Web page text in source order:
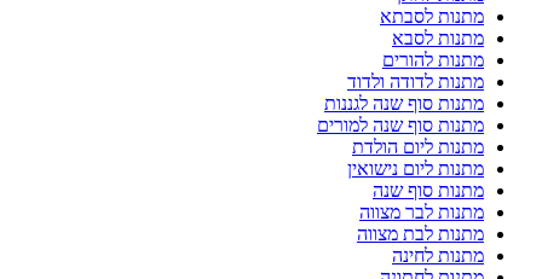
מתנות לסבתא
מתנות לסבא
מתנות להורים
מתנות לדודה ולדוד
מתנות סוף שנה לגננות
מתנות סוף שנה למורים
מתנות ליום הולדת
מתנות ליום נישואין
מתנות סוף שנה
מתנות לבר מצווה
מתנות לבת מצווה
מתנות לחינה